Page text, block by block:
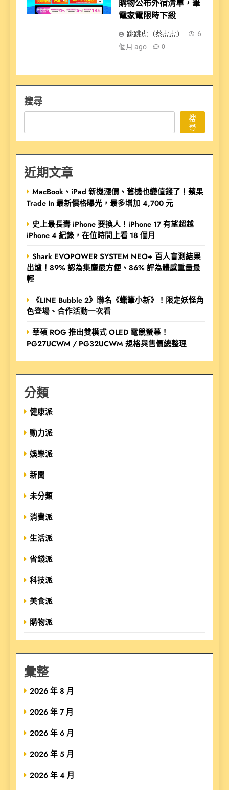
購物公布外宿清單，筆
電家電限時下殺
跳跳虎（蔡虎虎）
6
個月 ago
0
搜尋
搜
尋
近期文章
MacBook、iPad 新機漲價、舊機也變值錢了！蘋果
Trade In 最新價格曝光，最多增加 4,700 元
史上最長壽 iPhone 要換人！iPhone 17 有望超越
iPhone 4 紀錄，在位時間上看 18 個月
Shark EVOPOWER SYSTEM NEO+ 百人盲測結果
出爐！89% 認為集塵最方便、86% 評為體感重量最
輕
《LINE Bubble 2》聯名《蠟筆小新》！限定妖怪角
色登場、合作活動一次看
華碩 ROG 推出雙模式 OLED 電競螢幕！
PG27UCWM / PG32UCWM 規格與售價總整理
分類
健康派
動力派
娛樂派
新聞
未分類
消費派
生活派
省錢派
科技派
美食派
購物派
彙整
2026 年 8 月
2026 年 7 月
2026 年 6 月
2026 年 5 月
2026 年 4 月